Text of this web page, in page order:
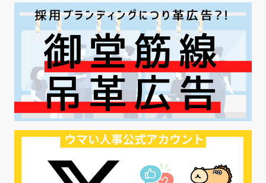
#地方採用 #第二新卒 #採用の効率化
#AI活用 #職場カルチャーギャップ
#早期退職 #ハラスメント
#ハラスメント対策 #SNS活用
#リクルーター制度 #内定辞退の防止
#歩留まり改善 #採用ナーチャリング
#採用CX #学内セミナー #カジュアル面談